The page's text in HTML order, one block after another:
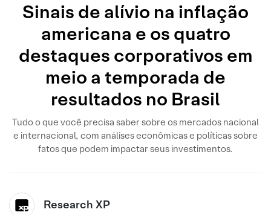
Sinais de alívio na inflação
americana e os quatro
destaques corporativos em
meio a temporada de
resultados no Brasil
Tudo o que você precisa saber sobre os mercados nacional
e internacional, com análises econômicas e políticas sobre
fatos que podem impactar seus investimentos.
Research XP